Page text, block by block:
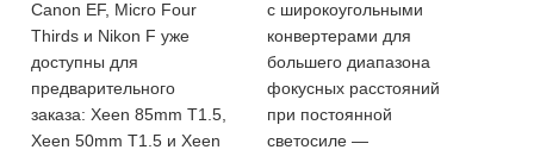
Canon EF, Micro Four
Thirds и Nikon F уже
доступны для
предварительного
заказа: Xeen 85mm T1.5,
Xeen 50mm T1.5 и Xeen
с широкоугольными
конвертерами для
большего диапазона
фокусных расстояний
при постоянной
светосиле —